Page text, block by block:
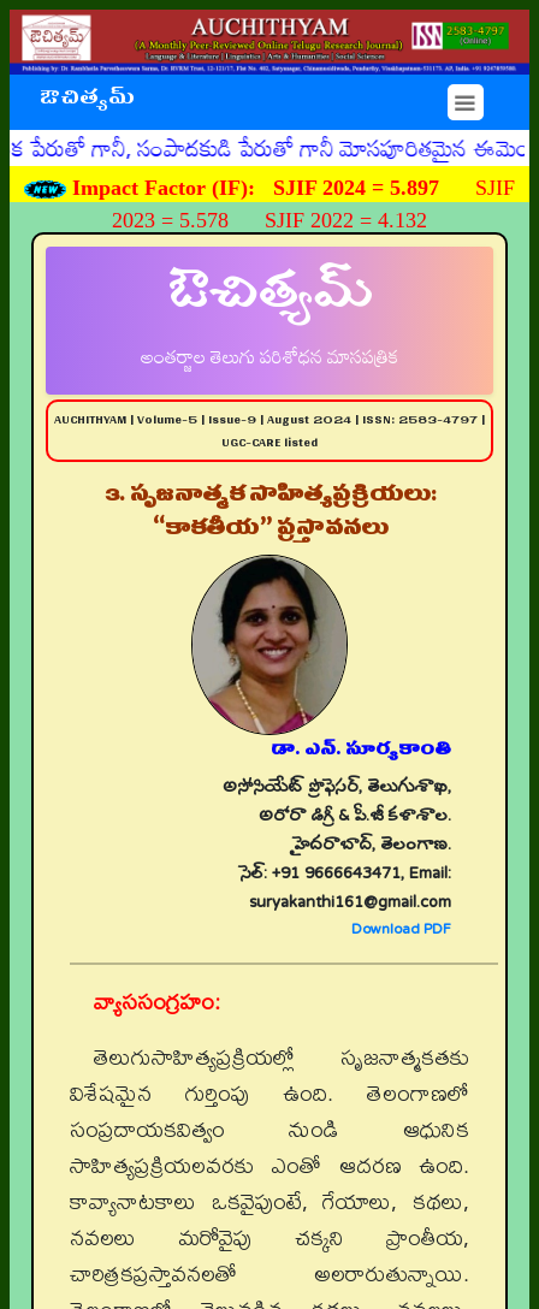
ఔచిత్యమ్ ☰
సంపాదకుడి పేరుతో గానీ మోసపూరితమైన ఈమెయిళ్ళు,
Impact Factor (IF): SJIF 2024 = 5.897 SJIF
2023 = 5.578 SJIF 2022 = 4.132
ఔచిత్యమ్
అంతర్జాల తెలుగు పరిశోధన మాసపత్రిక
AUCHITHYAM | Volume-5 | Issue-9 | August 2024 | ISSN: 2583-4797 |
UGC-CARE listed
3. సృజనాత్మక సాహిత్యప్రక్రియలు:
“కాకతీయ” ప్రస్తావనలు
డా. ఎన్. సూర్యకాంతి
అసోసియేట్ ప్రొఫెసర్, తెలుగుశాఖ,
అరోరా డిగ్రీ & పీ.జీ కళాశాల.
హైదరాబాద్, తెలంగాణ.
సెల్: +91 9666643471, Email:
suryakanthi161@gmail.com
Download PDF
వ్యాససంగ్రహం:
తెలుగుసాహిత్యప్రక్రియల్లో సృజనాత్మకతకు
విశేషమైన గుర్తింపు ఉంది. తెలంగాణలో
సంప్రదాయకవిత్వం నుండి ఆధునిక
సాహిత్యప్రక్రియలవరకు ఎంతో ఆదరణ ఉంది.
కావ్యానాటకాలు ఒకవైపుంటే, గేయాలు, కథలు,
నవలలు మరోవైపు చక్కని ప్రాంతీయ,
చారిత్రకప్రస్తావనలతో అలరారుతున్నాయి.